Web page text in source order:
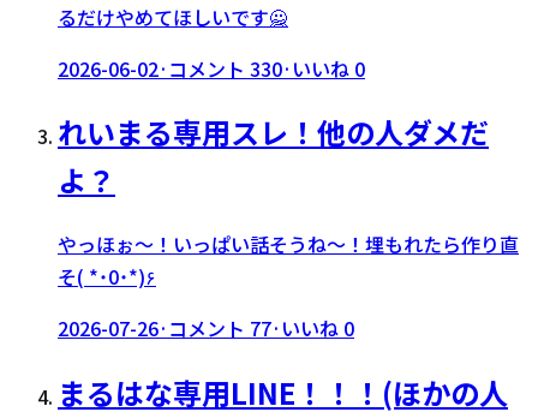
るだけやめてほしいです🙅
2026-06-02· コメント 330· いいね 0
れいまる専用スレ！他の人ダメだ
よ？
やっほぉ〜！いっぱい話そうね〜！埋もれたら作り直
そ( *˙0˙*)۶
2026-07-26· コメント 77· いいね 0
まるはな専用LINE！！！(ほかの人